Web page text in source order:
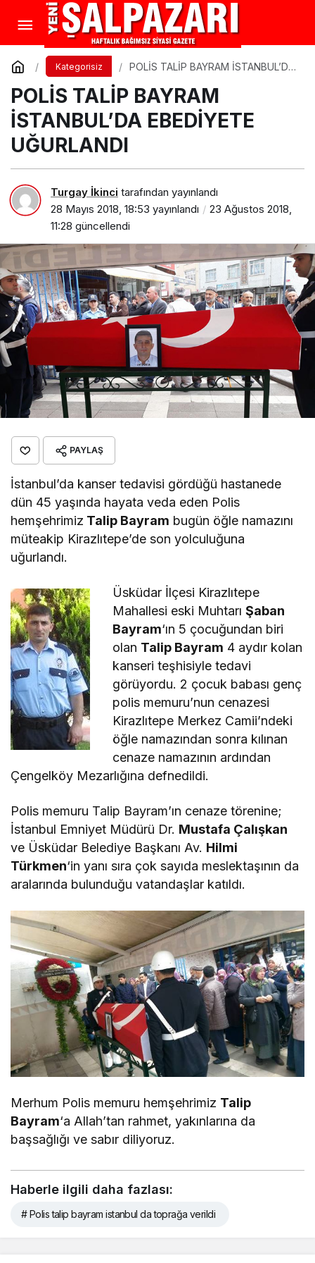
Kategorisiz
POLİS TALİP BAYRAM İSTANBUL’DA
POLİS TALİP BAYRAM
İSTANBUL’DA EBEDİYETE
UĞURLANDI
Turgay İkinci tarafından yayınlandı
28 Mayıs 2018, 18:53 yayınlandı
23 Ağustos 2018,
11:28 güncellendi
PAYLAŞ
İstanbul’da kanser tedavisi gördüğü hastanede
dün 45 yaşında hayata veda eden Polis
hemşehrimiz Talip Bayram bugün öğle namazını
müteakip Kirazlıtepe’de son yolculuğuna
uğurlandı.
Üsküdar İlçesi Kirazlıtepe
Mahallesi eski Muhtarı Şaban
Bayram‘ın 5 çocuğundan biri
olan Talip Bayram 4 aydır kolan
kanseri teşhisiyle tedavi
görüyordu. 2 çocuk babası genç
polis memuru’nun cenazesi
Kirazlıtepe Merkez Camii’ndeki
öğle namazından sonra kılınan
cenaze namazının ardından
Çengelköy Mezarlığına defnedildi.
Polis memuru Talip Bayram’ın cenaze törenine;
İstanbul Emniyet Müdürü Dr. Mustafa Çalışkan
ve Üsküdar Belediye Başkanı Av. Hilmi
Türkmen‘in yanı sıra çok sayıda meslektaşının da
aralarında bulunduğu vatandaşlar katıldı.
Merhum Polis memuru hemşehrimiz Talip
Bayram‘a Allah’tan rahmet, yakınlarına da
başsağlığı ve sabır diliyoruz.
Haberle ilgili daha fazlası:
# Polis talip bayram istanbul da toprağa verildi